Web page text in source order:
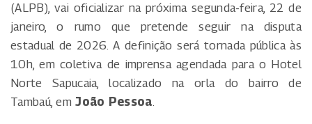
(ALPB), vai oficializar na próxima segunda-feira, 22 de
janeiro, o rumo que pretende seguir na disputa
estadual de 2026. A definição será tornada pública às
10h, em coletiva de imprensa agendada para o Hotel
Norte Sapucaia, localizado na orla do bairro de
Tambaú, emJoão Pessoa.